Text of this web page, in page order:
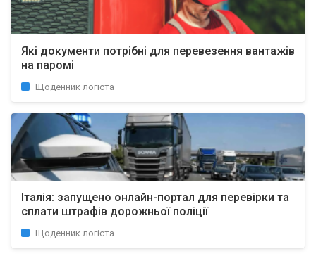
Які документи потрібні для перевезення вантажів
на паромі
Щоденник логіста
Італія: запущено онлайн-портал для перевірки та
сплати штрафів дорожньої поліції
Щоденник логіста